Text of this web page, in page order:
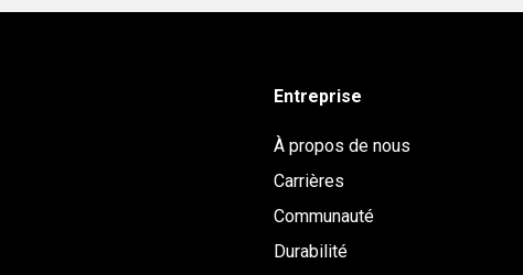
Entreprise
À propos de nous
Carrières
Communauté
Durabilité